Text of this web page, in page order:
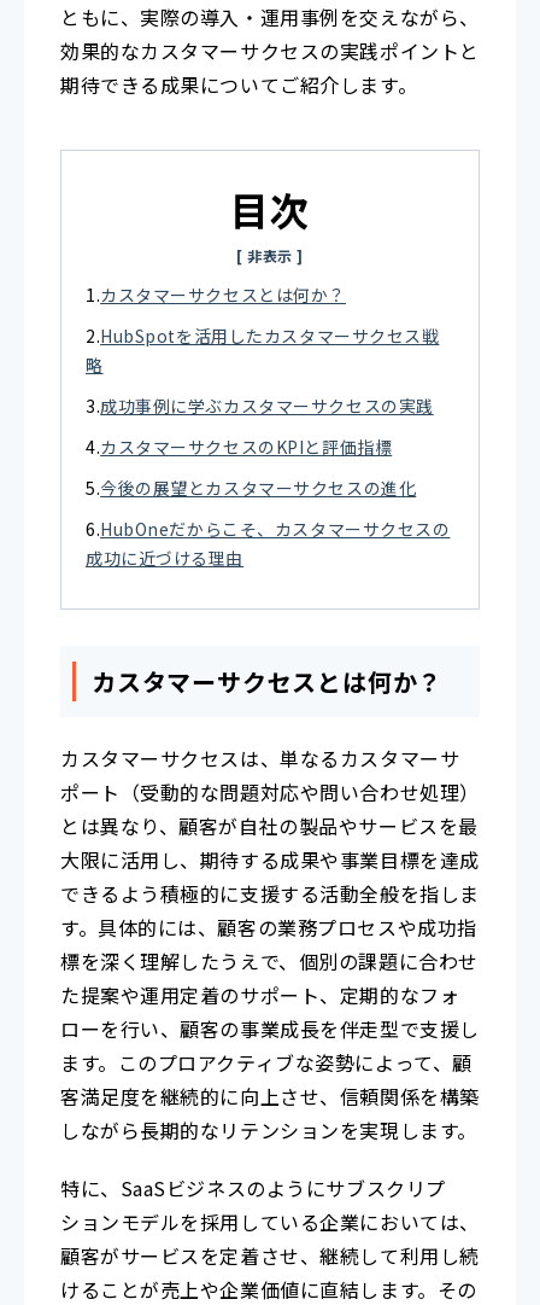
ともに、実際の導入・運用事例を交えながら、
効果的なカスタマーサクセスの実践ポイントと
期待できる成果についてご紹介します。
目次
カスタマーサクセスとは何か？
HubSpotを活用したカスタマーサクセス戦
略
成功事例に学ぶカスタマーサクセスの実践
カスタマーサクセスのKPIと評価指標
今後の展望とカスタマーサクセスの進化
HubOneだからこそ、カスタマーサクセスの
成功に近づける理由
カスタマーサクセスとは何か？
カスタマーサクセスは、単なるカスタマーサ
ポート（受動的な問題対応や問い合わせ処理）
とは異なり、顧客が自社の製品やサービスを最
大限に活用し、期待する成果や事業目標を達成
できるよう積極的に支援する活動全般を指しま
す。具体的には、顧客の業務プロセスや成功指
標を深く理解したうえで、個別の課題に合わせ
た提案や運用定着のサポート、定期的なフォ
ローを行い、顧客の事業成長を伴走型で支援し
ます。このプロアクティブな姿勢によって、顧
客満足度を継続的に向上させ、信頼関係を構築
しながら長期的なリテンションを実現します。
特に、SaaSビジネスのようにサブスクリプ
ションモデルを採用している企業においては、
顧客がサービスを定着させ、継続して利用し続
けることが売上や企業価値に直結します。その